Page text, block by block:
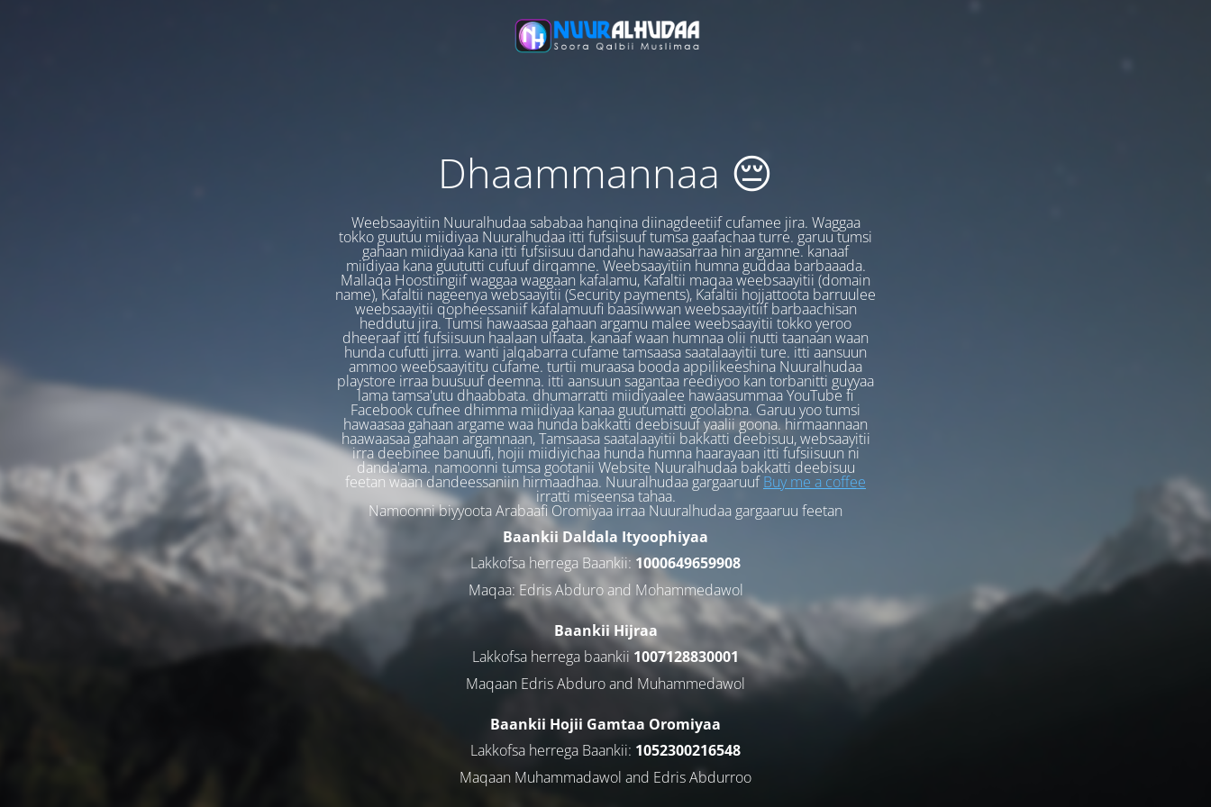
Dhaammannaa 😔
Weebsaayitiin Nuuralhudaa sababaa hanqina diinagdeetiif cufamee jira. Waggaa
tokko guutuu miidiyaa Nuuralhudaa itti fufsiisuuf tumsa gaafachaa turre. garuu tumsi
gahaan miidiyaa kana itti fufsiisuu dandahu hawaasarraa hin argamne. kanaaf
miidiyaa kana guututti cufuuf dirqamne. Weebsaayitiin humna guddaa barbaaada.
Mallaqa Hoostiingiif waggaa waggaan kafalamu, Kafaltii maqaa weebsaayitii (domain
name), Kafaltii nageenya websaayitii (Security payments), Kafaltii hojjattoota barruulee
weebsaayitii qopheessaniif kafalamuufi baasiiwwan weebsaayitiif barbaachisan
heddutu jira. Tumsi hawaasaa gahaan argamu malee weebsaayitii tokko yeroo
dheeraaf itti fufsiisuun haalaan ulfaata. kanaaf waan humnaa olii nutti taanaan waan
hunda cufutti jirra. wanti jalqabarra cufame tamsaasa saatalaayitii ture. itti aansuun
ammoo weebsaayititu cufame. turtii muraasa booda appilikeeshina Nuuralhudaa
playstore irraa buusuuf deemna. itti aansuun sagantaa reediyoo kan torbanitti guyyaa
lama tamsa'utu dhaabbata. dhumarratti miidiyaalee hawaasummaa YouTube fi
Facebook cufnee dhimma miidiyaa kanaa guutumatti goolabna. Garuu yoo tumsi
hawaasaa gahaan argame waa hunda bakkatti deebisuuf yaalii goona. hirmaannaan
haawaasaa gahaan argamnaan, Tamsaasa saatalaayitii bakkatti deebisuu, websaayitii
irra deebinee banuufi, hojii miidiyichaa hunda humna haarayaan itti fufsiisuun ni
danda'ama. namoonni tumsa gootanii Website Nuuralhudaa bakkatti deebisuu
feetan waan dandeessaniin hirmaadhaa. Nuuralhudaa gargaaruufBuy me a coffee
irratti miseensa tahaa.
Namoonni biyyoota Arabaafi Oromiyaa irraa Nuuralhudaa gargaaruu feetan
Baankii Daldala Ityoophiyaa
Lakkofsa herrega Baankii: 1000649659908
Maqaa: Edris Abduro and Mohammedawol
Baankii Hijraa
Lakkofsa herrega baankii 1007128830001
Maqaan Edris Abduro and Muhammedawol
Baankii Hojii Gamtaa Oromiyaa
Lakkofsa herrega Baankii: 1052300216548
Maqaan Muhammadawol and Edris Abdurroo